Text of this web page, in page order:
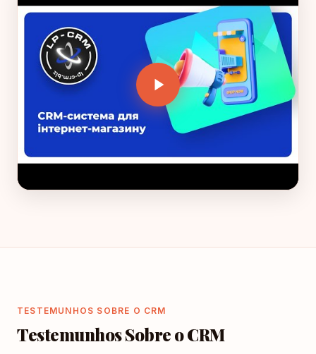
TESTEMUNHOS SOBRE O CRM
Testemunhos Sobre o CRM